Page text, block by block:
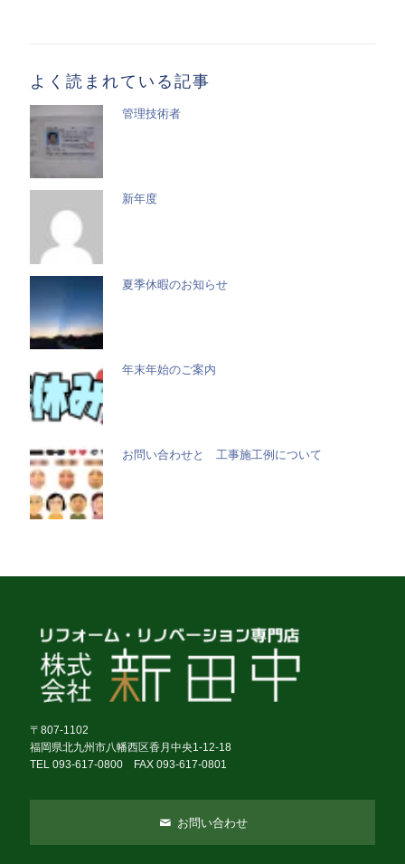
よく読まれている記事
管理技術者
新年度
夏季休暇のお知らせ
年末年始のご案内
お問い合わせと 工事施工例について
〒807-1102
福岡県北九州市八幡西区香月中央1-12-18
TEL 093-617-0800 FAX 093-617-0801
お問い合わせ